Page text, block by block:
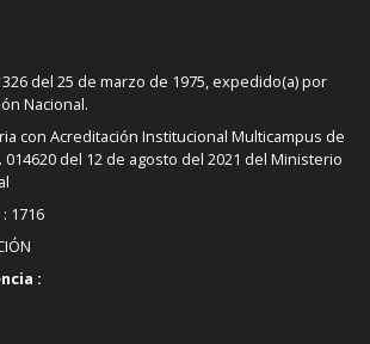
del 25 de marzo de 1975, expedido(a) por
Nacional.
con Acreditación Institucional Multicampus de
014620 del 12 de agosto del 2021 del Ministerio
1716
: